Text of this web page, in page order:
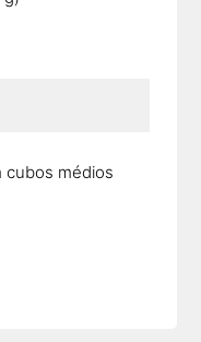
cubos médios